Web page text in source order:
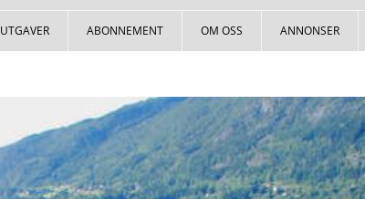
UTGAVER ABONNEMENT OM OSS ANNONSER